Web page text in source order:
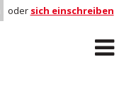
oder sich einschreiben